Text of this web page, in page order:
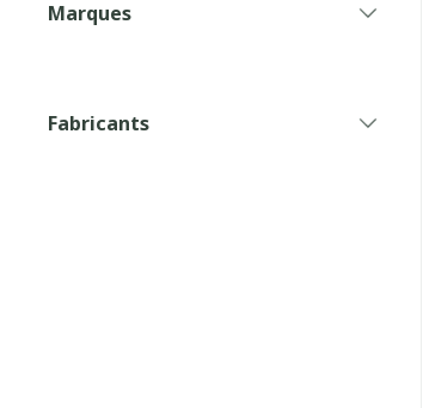
Marques
Fabricants